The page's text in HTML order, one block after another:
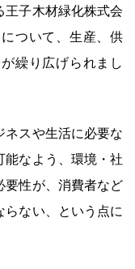
王子木材緑化株式会
ついて、生産、供
繰り広げられまし
ネスや生活に必要な
能なよう、環境・社
要性が、消費者など
らない、という点に